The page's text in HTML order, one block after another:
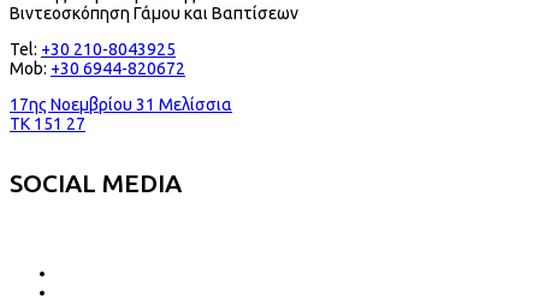
Βιντεοσκόπηση Γάμου και Βαπτίσεων
Tel: +30 210-8043925
Mob: +30 6944-820672
17ης Νοεμβρίου 31 Μελίσσια
TK 151 27
SOCIAL MEDIA